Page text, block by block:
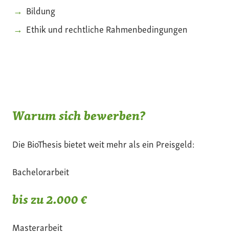
Bildung
Ethik und rechtliche Rahmenbedingungen
Warum sich bewerben?
Die BioThesis bietet weit mehr als ein Preisgeld:
Bachelorarbeit
bis zu 2.000 €
Masterarbeit